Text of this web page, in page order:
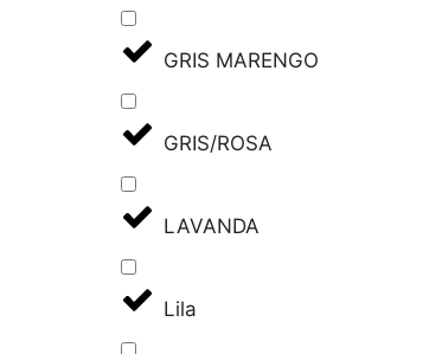
GRIS MARENGO
GRIS/ROSA
LAVANDA
Lila